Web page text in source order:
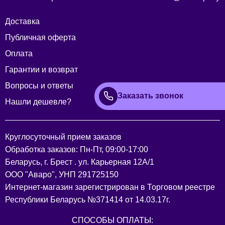
Доставка
Публичная оферта
Оплата
Гарантии и возврат
Вопросы и ответы
Нашли дешевле?
Заказать звонок
Круглосуточный прием заказов
Обработка заказов: Пн-Пт, 09:00-17:00
Беларусь, г. Брест . ул. Карьерная 12А/1
ООО "Аваро", УНП 291725150
Интернет-магазин зарегистрирован в Торговом реестре
Республики Беларусь №371414 от 14.03.17г.
СПОСОБЫ ОПЛАТЫ: